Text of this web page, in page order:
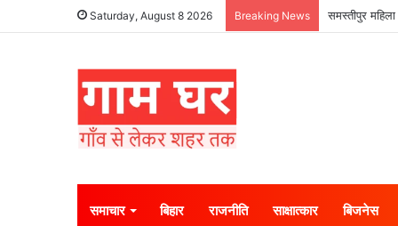
Saturday, August 8 2026 Breaking News समस्तीपुर
समाचार बिहार राजनीति साक्षात्कार बिजनेस